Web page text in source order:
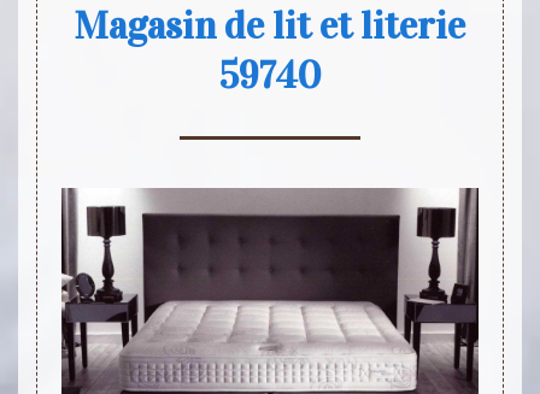
Magasin de lit et literie
59740